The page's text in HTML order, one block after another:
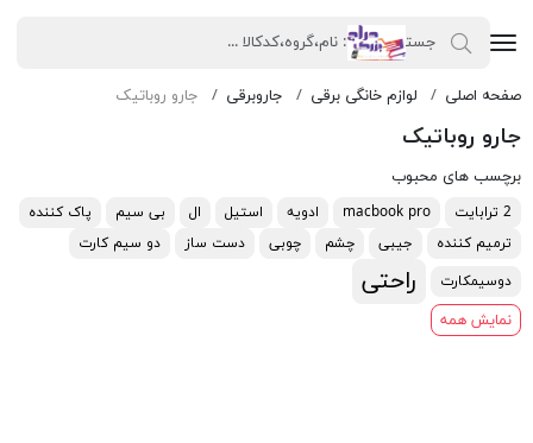
صفحه اصلی لوازم خانگی برقی جاروبرقی جارو روباتیک
جارو روباتیک
برچسب های محبوب
2 ترابایت macbook pro ادویه استیل ال بی سیم
پاک کننده
ترمیم کننده
جیبی چشم چوبی دست ساز
دو سیم کارت
دوسیمکارت
راحتی
نمایش همه